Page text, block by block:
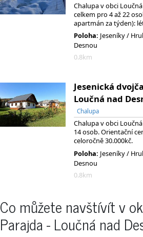
Chalupa v obci
celkem pro 4 až 22
apartmán za týden):
Poloha: Jeseníky/
Desnou
0.8km
Jesenická
Loučná nad
Chalupa
Chalupa v obci
14 osob. Orientační
celoročně 30.000kč.
Poloha: Jeseníky/
Desnou
0.8km
Co můžete navštívít v
Parajda - Loučná nad